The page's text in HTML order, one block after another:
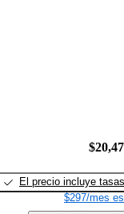
El precio incluye tasas
$297/mes